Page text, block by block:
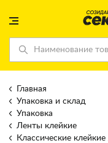
Главная
Упаковка и склад
Упаковка
Ленты клейкие
Классические